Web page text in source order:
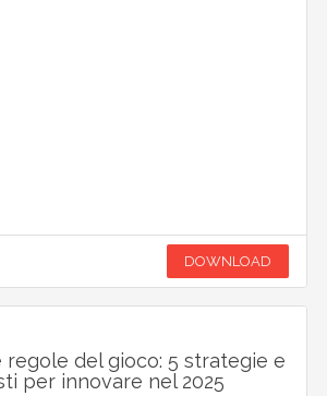
DOWNLOAD
regole del gioco: 5 strategie e
per innovare nel 2025